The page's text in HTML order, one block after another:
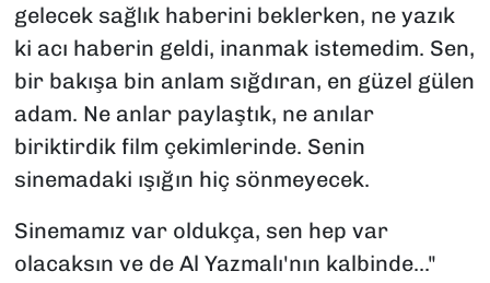
gelecek sağlık haberini beklerken, ne yazık
ki acı haberin geldi, inanmak istemedim. Sen,
bir bakışa bin anlam sığdıran, en güzel gülen
adam. Ne anlar paylaştık, ne anılar
biriktirdik film çekimlerinde. Senin
sinemadaki ışığın hiç sönmeyecek.
Sinemamız var oldukça, sen hep var
olacaksın ve de Al Yazmalı'nın kalbinde..."